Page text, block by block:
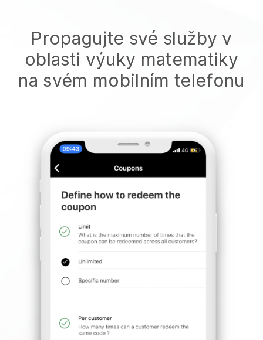
Propagujte své služby v
oblasti výuky matematiky
na svém mobilním telefonu